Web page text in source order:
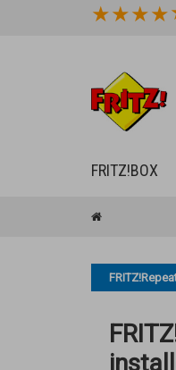
★★★★
FRITZ!BOX